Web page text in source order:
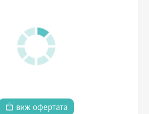
виж офертата